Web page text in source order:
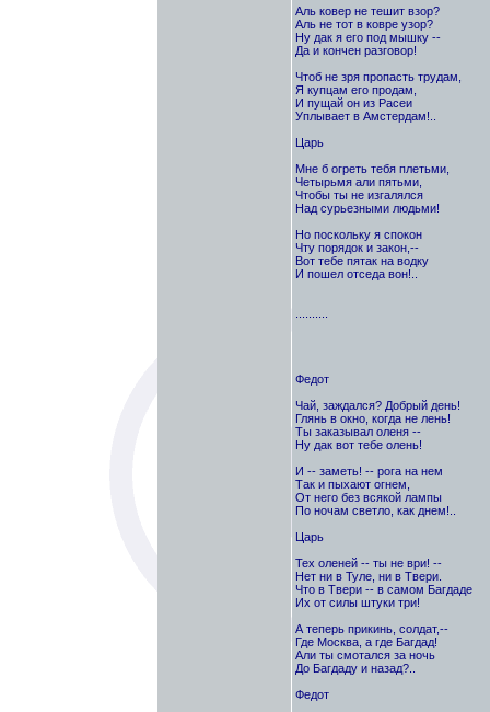
Аль ковер не тешит взор?
Аль не тот в ковре узор?
Ну дак я его под мышку --
Да и кончен разговор!
Чтоб не зря пропасть трудам,
Я купцам его продам,
И пущай он из Расеи
Уплывает в Амстердам!..
Царь
Мне б огреть тебя плетьми,
Четырьмя али пятьми,
Чтобы ты не изгалялся
Над сурьезными людьми!
Но поскольку я спокон
Чту порядок и закон,--
Вот тебе пятак на водку
И пошел отседа вон!..
Федот
Чай, заждался? Добрый день!
Глянь в окно, когда не лень!
Ты заказывал оленя --
Ну дак вот тебе олень!
И -- заметь! -- рога на нем
Так и пыхают огнем,
От него без всякой лампы
По ночам светло, как днем!..
Царь
Тех оленей -- ты не ври! --
Нет ни в Туле, ни в Твери.
Что в Твери -- в самом Багдаде
Их от силы штуки три!
А теперь прикинь, солдат,--
Где Москва, а где Багдад!
Али ты смотался за ночь
До Багдаду и назад?..
Федот